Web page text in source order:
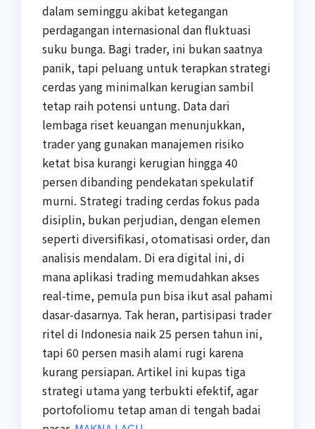
dalam seminggu akibat ketegangan
perdagangan internasional dan fluktuasi
suku bunga. Bagi trader, ini bukan saatnya
panik, tapi peluang untuk terapkan strategi
cerdas yang minimalkan kerugian sambil
tetap raih potensi untung. Data dari
lembaga riset keuangan menunjukkan,
trader yang gunakan manajemen risiko
ketat bisa kurangi kerugian hingga 40
persen dibanding pendekatan spekulatif
murni. Strategi trading cerdas fokus pada
disiplin, bukan perjudian, dengan elemen
seperti diversifikasi, otomatisasi order, dan
analisis mendalam. Di era digital ini, di
mana aplikasi trading memudahkan akses
real-time, pemula pun bisa ikut asal pahami
dasar-dasarnya. Tak heran, partisipasi trader
ritel di Indonesia naik 25 persen tahun ini,
tapi 60 persen masih alami rugi karena
kurang persiapan. Artikel ini kupas tiga
strategi utama yang terbukti efektif, agar
portofoliomu tetap aman di tengah badai